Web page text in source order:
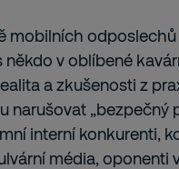
mobilních
někdo v oblíbené
a zkušenosti z
narušovat
interní konkurenti,
média, oponenti